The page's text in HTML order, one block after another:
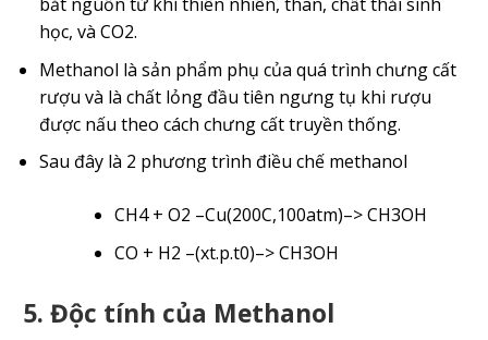
học, và CO2.
Methanol là sản phẩm phụ của quá trình chưng cất
rượu và là chất lỏng đầu tiên ngưng tụ khi rượu
được nấu theo cách chưng cất truyền thống.
Sau đây là 2 phương trình điều chế methanol
CH4 + O2 –Cu(200C,100atm)–> CH3OH
CO + H2 –(xt.p.t0)–> CH3OH
5. Độc tính của Methanol